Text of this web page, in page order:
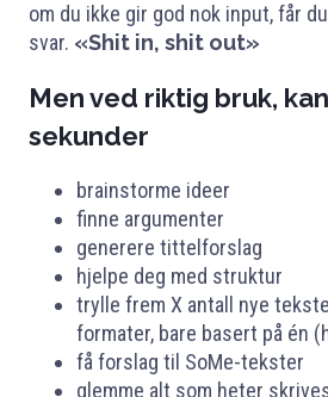
om du ikke gir god nok input, får
svar. «Shit in, shit out»
Men ved riktig bruk,
sekunder
brainstorme ideer
finne argumenter
generere tittelforslag
hjelpe deg med struktur
trylle frem X antall nye
formater, bare basert på én
få forslag til SoMe-tekster
glemme alt som heter